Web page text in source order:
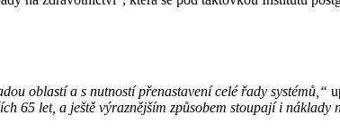
oblastí a s nutností přenastavení celé řady systémů,“
65 let, a ještě výraznějším způsobem stoupají i